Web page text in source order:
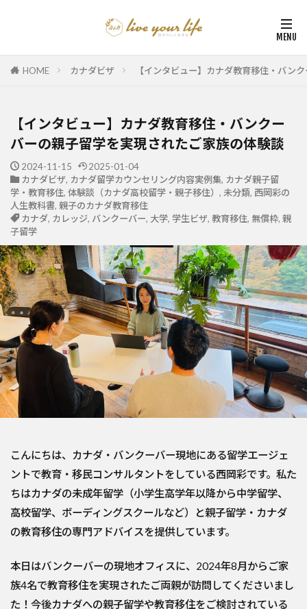
HOME カナダビザ 【インタビュー】カナダ教育移住・バン
【インタビュー】カナダ教育移住・バンクー
バーの親子留学を実現されたご家族の体験談
2024-11-15
2025-01-04
カナダビザ, カナダ留学カウンセリング内容実例集, カナダ親子留
学・教育移住, 体験談（カナダ高校留学・親子移住） , 未分類, 西岡彩の
人生教科書, 親子のカナダ教育移住
カナダ, カレッジ, バンクーバー, 大学, 学生ビザ, 教育移住, 無償枠, 親
子留学
こんにちは、カナダ・バンクーバー現地にある留学エージェ
ントで教育・移民コンサルタントをしている西岡彩です。私た
ちはカナダの未成年留学（小学生高学年以降から中学留学、
高校留学、ボーディングスクールなど）と親子留学・カナダ
の教育移住の専門アドバイスを提供しています。
本日はバンクーバーの現地オフィスに、2024年8月からご家
族4名で教育移住を実現されたご両親が訪問してくださいまし
た！今後カナダへの親子留学や教育移住をご検討されている